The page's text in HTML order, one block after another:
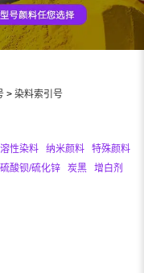
> 染料索引号
性染料 纳米颜料
特殊颜料
硫酸钡/硫化锌 炭黑
增白剂